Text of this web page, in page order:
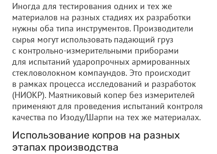
Иногда для тестирования одних и тех же
материалов на разных стадиях их разработки
нужны оба типа инструментов. Производители
сырья могут использовать падающий груз
с контрольно-измерительными приборами
для испытаний ударопрочных армированных
стекловолокном компаундов. Это происходит
в рамках процесса исследований и разработок
(НИОКР). Маятниковый копер без измерителей
применяют для проведения испытаний контроля
качества по Изоду/Шарпи на тех же материалах.
Использование копров на разных
этапах производства